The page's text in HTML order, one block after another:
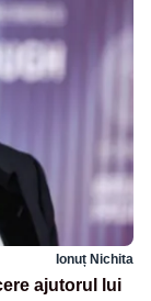
Ionuț Nichita
ajutorul lui